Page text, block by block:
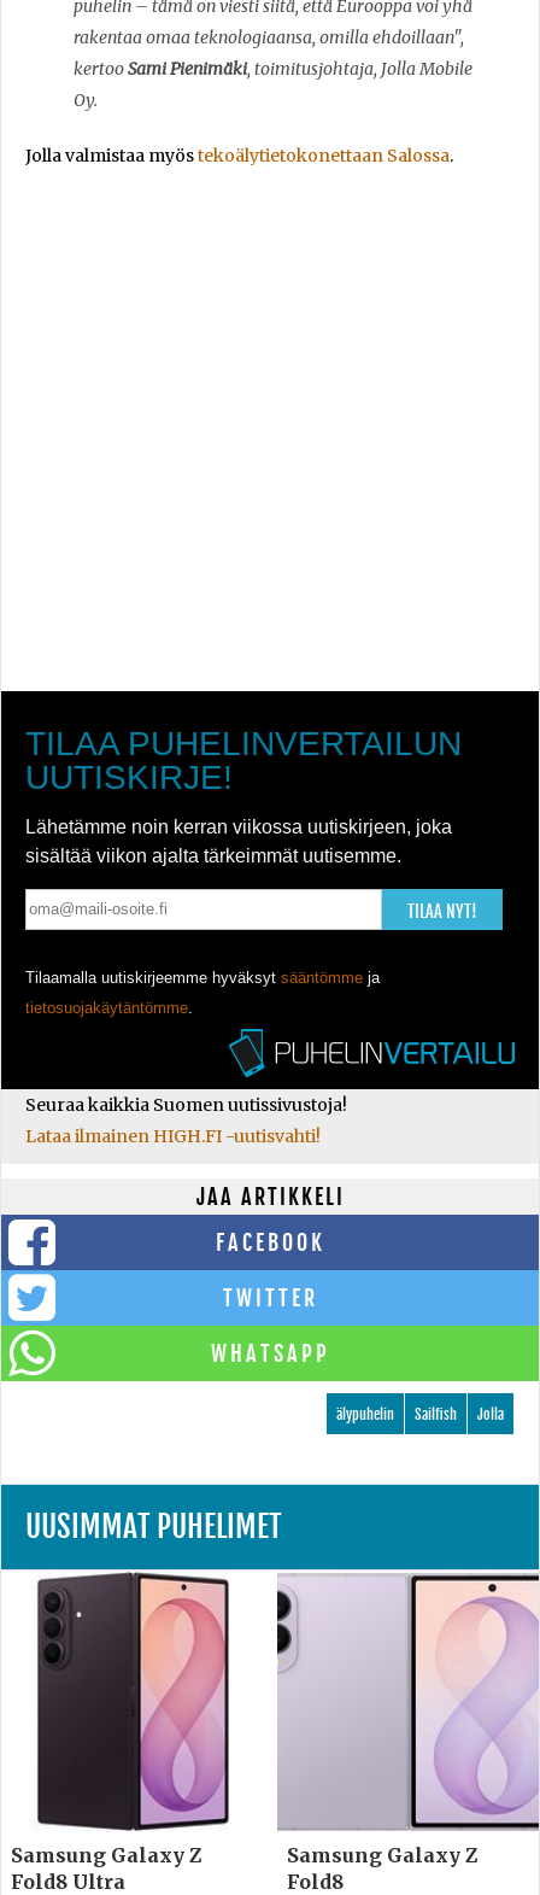
puhelin – tämä on viesti siitä, että Eurooppa voi yhä
rakentaa omaa teknologiaansa, omilla ehdoillaan",
kertooSami Pienimäki, toimitusjohtaja, Jolla Mobile
Oy.
Jolla valmistaa myöstekoälytietokonettaan Salossa.
TILAA PUHELINVERTAILUN
UUTISKIRJE!
Lähetämme noin kerran viikossa uutiskirjeen, joka
sisältää viikon ajalta tärkeimmät uutisemme.
TILAA NYT!
Tilaamalla uutiskirjeemme hyväksyt sääntömme ja
tietosuojakäytäntömme
Seuraa kaikkia Suomen uutissivustoja!
Lataa ilmainen HIGH.FI -uutisvahti!
JAA ARTIKKELI
FACEBOOK
TWITTER
WHATSAPP
Jolla
Sailfish
älypuhelin
UUSIMMAT PUHELIMET
Samsung Galaxy Z
Fold8 Ultra
Samsung Galaxy Z
Fold8